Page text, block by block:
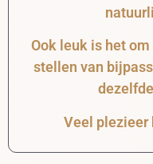
Ook leuk is het
stellen van
Veel plezieer